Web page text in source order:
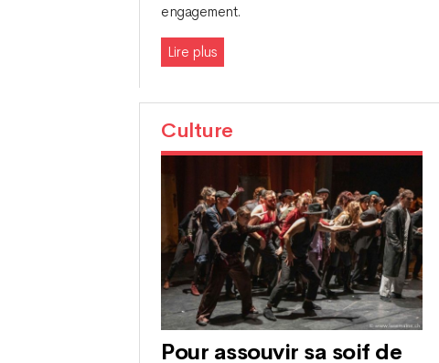
engagement.
Lire plus
Culture
Pour assouvir sa soif de